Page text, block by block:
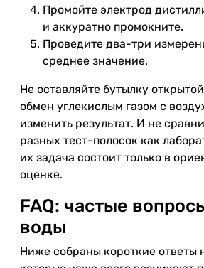
Промойте электрод
и аккуратно промокните.
Проведите два-три
среднее значение.
Не оставляйте бутылку
обмен углекислым газом с
изменить результат. И не
разных тест-полосок как
их задача состоит только в
оценке.
FAQ: частые
воды
Ниже собраны короткие ответы